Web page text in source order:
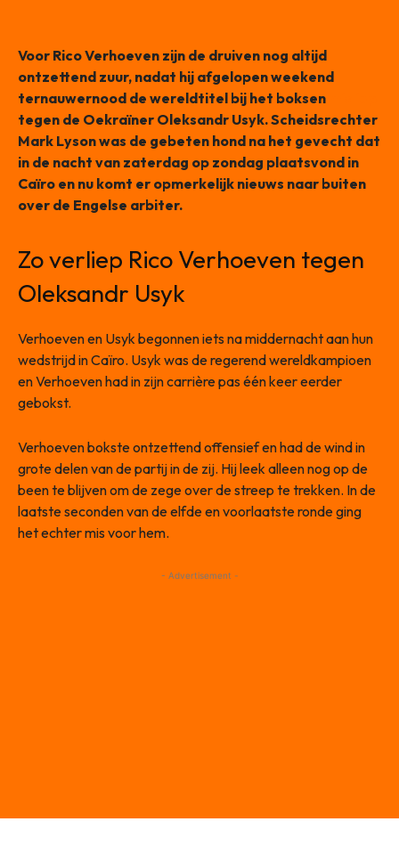
Voor Rico Verhoeven zijn de druiven nog altijd
ontzettend zuur, nadat hij afgelopen weekend
ternauwernood de wereldtitel bij het boksen
tegen de Oekraïner Oleksandr Usyk. Scheidsrechter
Mark Lyson was de gebeten hond na het gevecht dat
in de nacht van zaterdag op zondag plaatsvond in
Caïro en nu komt er opmerkelijk nieuws naar buiten
over de Engelse arbiter.
Zo verliep Rico Verhoeven tegen
Oleksandr Usyk
Verhoeven en Usyk begonnen iets na middernacht aan hun
wedstrijd in Caïro. Usyk was de regerend wereldkampioen
en Verhoeven had in zijn carrière pas één keer eerder
gebokst.
Verhoeven bokste ontzettend offensief en had de wind in
grote delen van de partij in de zij. Hij leek alleen nog op de
been te blijven om de zege over de streep te trekken. In de
laatste seconden van de elfde en voorlaatste ronde ging
het echter mis voor hem.
- Advertisement -